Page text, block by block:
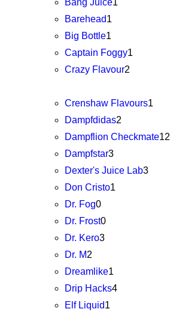
Bang Juice1
Barehead1
Big Bottle1
Captain Foggy1
Crazy Flavour2
Crenshaw Flavours1
Dampfdidas2
Dampflion Checkmate12
Dampfstar3
Dexter's Juice Lab3
Don Cristo1
Dr. Fog0
Dr. Frost0
Dr. Kero3
Dr. M2
Dreamlike1
Drip Hacks4
Elf Liquid1